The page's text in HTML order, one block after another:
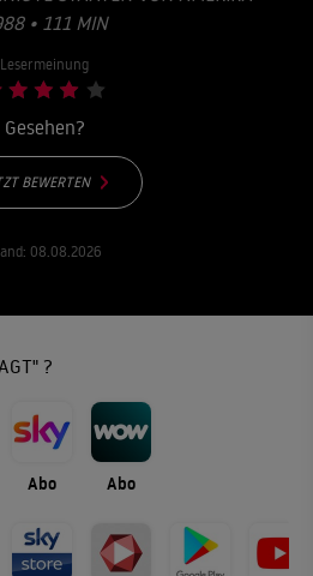
• 111 MIN
Lesermeinung
Gesehen?
BEWERTEN
08.08.2026
?
Abo Abo